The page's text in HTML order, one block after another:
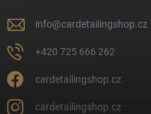
info@cardetailingshop.cz
+420 725 666 262
cardetailingshop.cz
cardetailingshop.cz